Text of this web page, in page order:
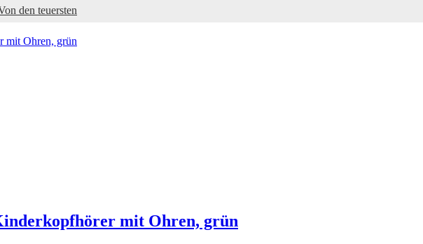
den teuersten
mit Ohren, grün